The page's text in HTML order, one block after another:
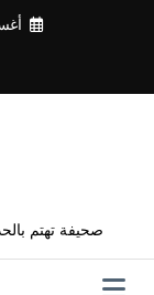
صحيفة تهتم